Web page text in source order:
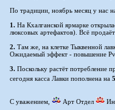
По традиции, ноябрь месяц у нас
1. На Кхалганской ярмарке
люксовых артефактов). Всё
2. Там же, на клетке Тыквенной
Ожидаемый эффект - повышение
3. Поскольку растёт потребление
сегодня касса Лавки пополнена на
С уважением, Арт Отдел